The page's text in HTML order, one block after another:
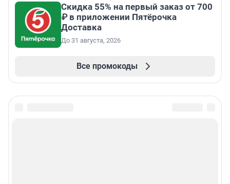
Скидка 55% на первый заказ от 700
₽ в приложении Пятёрочка
Доставка
До 31 августа, 2026
Все промокоды